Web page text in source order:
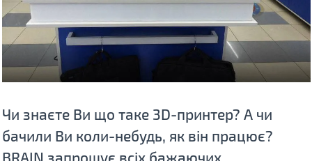
Чи знаєте Ви що таке 3D-принтер? А чи
бачили Ви коли-небудь, як він працює?
BRAIN запрошує всіх бажаючих